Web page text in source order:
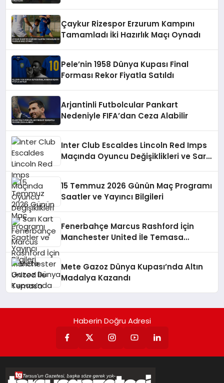
Çaykur Rizespor Erzurum Kampını
Tamamladı İki Hazırlık Maçı Oynadı
Pele’nin 1958 Dünya Kupası Final
Forması Rekor Fiyatla Satıldı
Arjantinli Futbolcular Pankart
Nedeniyle FIFA’dan Ceza Alabilir
Inter Club Escaldes Lincoln Red Imps
Maçında Oyuncu Değişiklikleri ve Sarı
15 Temmuz 2026 Günün Maç Programı
Saatler ve Yayıncı Bilgileri
Fenerbahçe Marcus Rashford İçin
Manchester United İle Temasa
Mete Gazoz Dünya Kupası’nda Altın
Madalya Kazandı
Haberin Doğru Adresi